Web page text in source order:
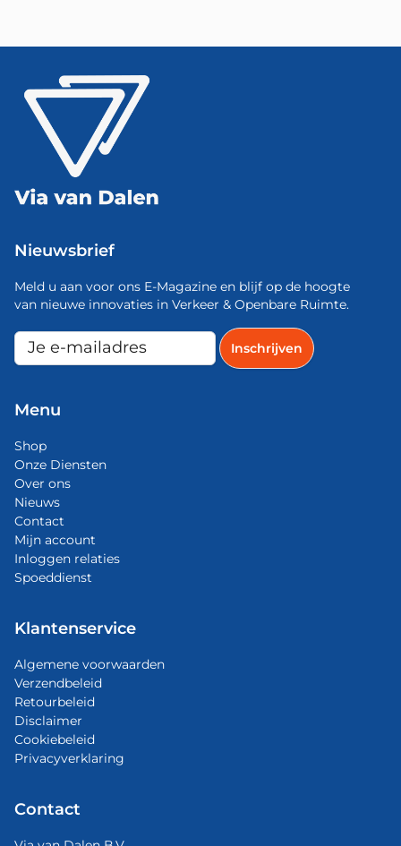
Nieuwsbrief
Meld u aan voor ons E-Magazine en blijf op de hoogte
van nieuwe innovaties in Verkeer & Openbare Ruimte.
Menu
Shop
Onze Diensten
Over ons
Nieuws
Contact
Mijn account
Inloggen relaties
Spoeddienst
Klantenservice
Algemene voorwaarden
Verzendbeleid
Retourbeleid
Disclaimer
Cookiebeleid
Privacyverklaring
Contact